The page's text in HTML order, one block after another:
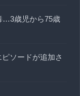
…3歳児から75歳
ソードが追加さ